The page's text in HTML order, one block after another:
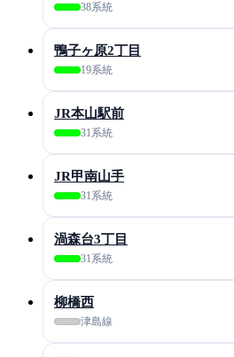
38系統
鴨子ヶ原2丁目
19系統
JR本山駅前
31系統
JR甲南山手
31系統
渦森台3丁目
31系統
柳橋西
津島線